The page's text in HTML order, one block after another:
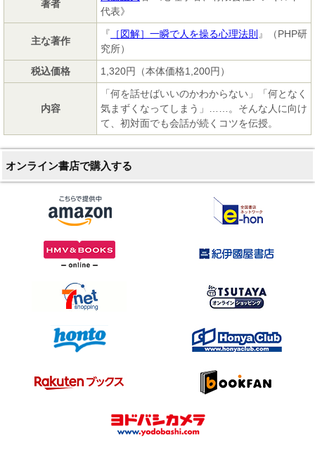
著者
代表》
主な著作
『 ［図解］一瞬で人を操る心理法則 』（PHP研
究所）
税込価格
1,320円（本体価格1,200円）
内容
「何を話せばいいのかわからない」「何となく
気まずくなってしまう」……。そんな人に向け
て、初対面でも会話が続くコツを伝授。
オンライン書店で購入する